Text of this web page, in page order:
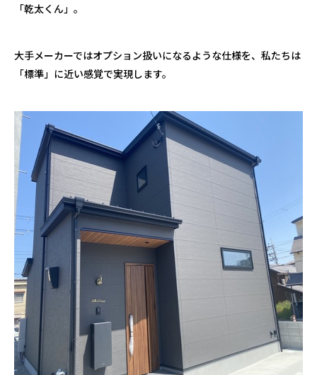
「乾太くん」。
大手メーカーではオプション扱いになるような仕様を、私たちは
「標準」に近い感覚で実現します。